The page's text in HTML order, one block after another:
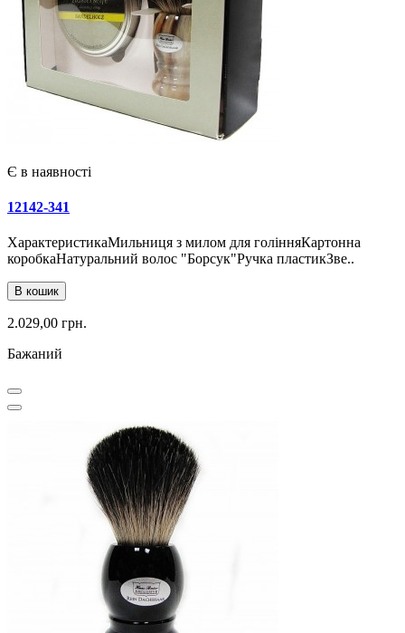
Є в наявності
12142-341
ХарактеристикаМильниця з милом для голінняКартонна
коробкаНатуральний волос "Борсук"Ручка пластикЗве..
В кошик
2.029,00 грн.
Бажаний